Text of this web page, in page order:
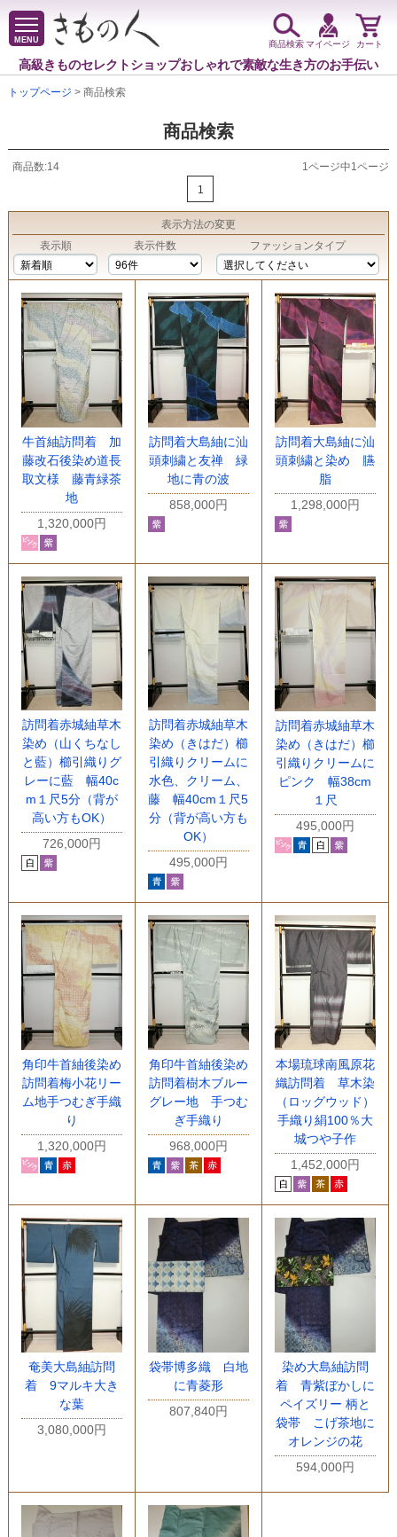
MENU
高級きものセレクトショップおしゃれで素敵な生き方のお手伝い
商品検索マイページ カート
トップページ > 商品検索
商品検索
商品数:14
1ページ中1ページ
1
表示方法の変更
表示順
表示件数 ファッションタイプ
牛首紬訪問着 加
藤改石後染め道長
取文様 藤青緑茶
地
1,320,000円
訪問着大島紬に汕
頭刺繍と友禅 緑
地に青の波
858,000円
訪問着大島紬に汕
頭刺繍と染め 臙
脂
1,298,000円
訪問着赤城紬草木
染め（山くちなし
と藍）櫛引織りグ
レーに藍 幅40c
m１尺5分（背が
高い方もOK）
726,000円
訪問着赤城紬草木
染め（きはだ）櫛
引織りクリームに
水色、クリーム、
藤 幅40cm１尺5
分（背が高い方も
OK）
495,000円
訪問着赤城紬草木
染め（きはだ）櫛
引織りクリームに
ピンク 幅38cm
１尺
495,000円
角印牛首紬後染め
訪問着梅小花リー
ム地手つむぎ手織
り
1,320,000円
角印牛首紬後染め
訪問着樹木ブルー
グレー地 手つむ
ぎ手織り
968,000円
本場琉球南風原花
織訪問着 草木染
（ロッグウッド）
手織り絹100％大
城つや子作
1,452,000円
奄美大島紬訪問
着 9マルキ大き
な葉
3,080,000円
袋帯博多織 白地
に青菱形
807,840円
染め大島紬訪問
着 青紫ぼかしに
ペイズリー 柄と
袋帯 こげ茶地に
オレンジの花
594,000円